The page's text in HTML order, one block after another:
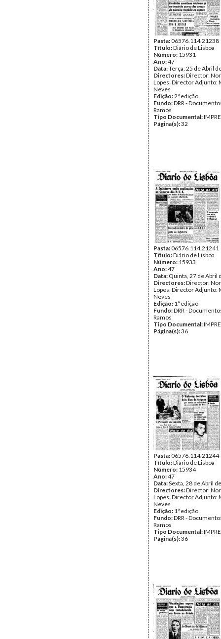
Pasta:06576.114.21238
Título:Diário de Lisboa
Número: 15931
Ano:47
Data:Terça, 25 de Abril
Directores:Director:
Lopes; Director Adjunto:
Neves
Edição:2ª edição
Fundo:DRR -
Ramos
Tipo Documental:
Página(s):32
Pasta:06576.114.21241
Título:Diário de Lisboa
Número: 15933
Ano:47
Data: Quinta, 27 de Abril
Directores:Director:
Lopes; Director Adjunto:
Neves
Edição: 1ª edição
Fundo:DRR -
Ramos
Tipo Documental:
Página(s):36
Pasta:06576.114.21244
Título:Diário de Lisboa
Número: 15934
Ano:47
Data:Sexta, 28 de Abril
Directores:Director:
Lopes; Director Adjunto:
Neves
Edição: 1ª edição
Fundo:DRR -
Ramos
Tipo Documental:
Página(s):36